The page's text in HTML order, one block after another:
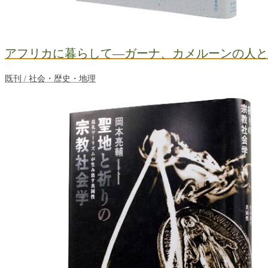
アフリカに暮らして―ガーナ、カメルーンの人
既刊 / 社会・歴史・地理